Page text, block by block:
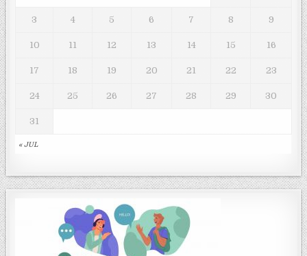
« JUL
3 4 5 6 7 8 9
10 11 12 13 14 15 16
17 18 19 20 21 22 23
24 25 26 27 28 29 30
31